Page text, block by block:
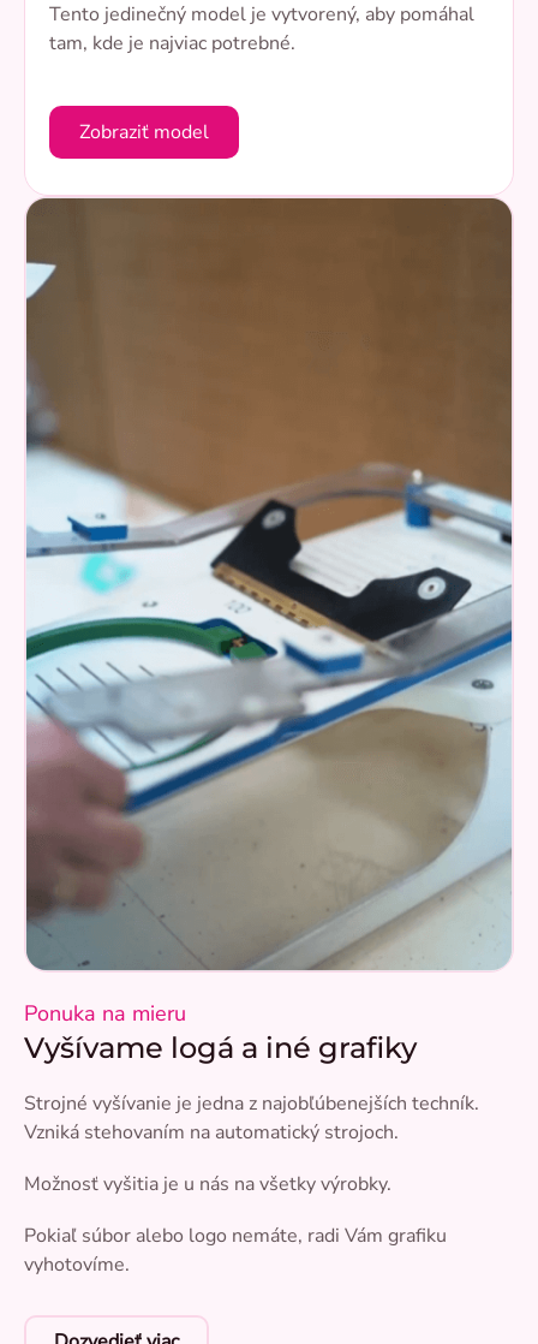
Tento jedinečný model je vytvorený, aby pomáhal
tam, kde je najviac potrebné.
Zobraziť model
Ponuka na mieru
Vyšívame logá a iné grafiky
Strojné vyšívanie je jedna z najobľúbenejších techník.
Vzniká stehovaním na automatický strojoch.
Možnosť vyšitia je u nás na všetky výrobky.
Pokiaľ súbor alebo logo nemáte, radi Vám grafiku
vyhotovíme.